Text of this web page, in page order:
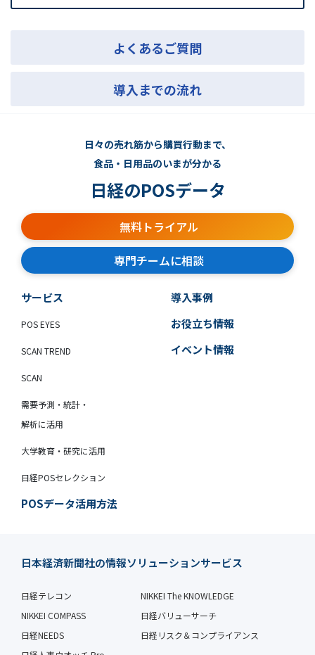
よくあるご質問
導入までの流れ
日々の売れ筋から購買行動まで、
食品・日用品のいまが分かる
日経のPOSデータ
無料トライアル
専門チームに相談
サービス
POS EYES
SCAN TREND
SCAN
需要予測・統計・
解析に活用
大学教育・研究に活用
日経POSセレクション
POSデータ活用方法
導入事例
お役立ち情報
イベント情報
日本経済新聞社の情報ソリューションサービス
日経テレコン
NIKKEI The KNOWLEDGE
NIKKEI COMPASS
日経バリューサーチ
日経NEEDS
日経リスク＆コンプライアンス